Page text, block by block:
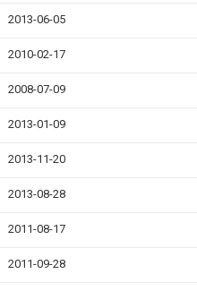
2013-06-05
2010-02-17
2008-07-09
2013-01-09
2013-11-20
2013-08-28
2011-08-17
2011-09-28